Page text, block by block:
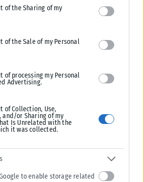
and its third-party tags to use your data
in below Google consent section.
of the Sharing of my
of the Sale of my Personal
of processing my Personal
Advertising.
of Collection, Use,
and/or Sharing of my
Is Unrelated with the
it was collected.
to enable storage related